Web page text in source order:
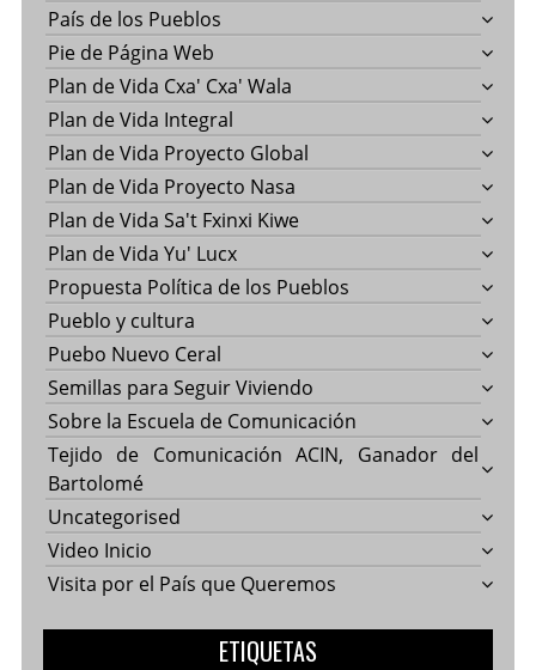
País de los Pueblos
Pie de Página Web
Plan de Vida Cxa' Cxa' Wala
Plan de Vida Integral
Plan de Vida Proyecto Global
Plan de Vida Proyecto Nasa
Plan de Vida Sa't Fxinxi Kiwe
Plan de Vida Yu' Lucx
Propuesta Política de los Pueblos
Pueblo y cultura
Puebo Nuevo Ceral
Semillas para Seguir Viviendo
Sobre la Escuela de Comunicación
Tejido de Comunicación ACIN, Ganador del
Bartolomé
Uncategorised
Video Inicio
Visita por el País que Queremos
ETIQUETAS